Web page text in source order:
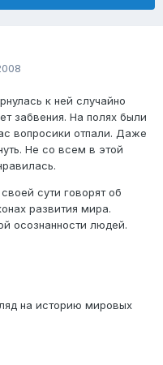
к ней случайно
забвения. На полях были
вопросики отпали. Даже
Не со всем в этой
сути говорят об
развития мира.
осознанности людей.
на историю мировых